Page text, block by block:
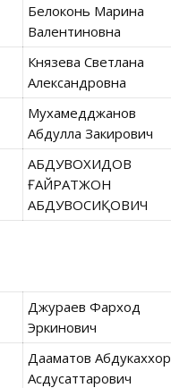
Белоконь Марина
Валентиновна
Князева Светлана
Александровна
Мухамедджанов
Абдулла Закирович
АБДУВОХИДОВ
ҒАЙРАТЖОН
АБДУВОСИҚОВИЧ
Джураев Фарход
Эркинович
Дааматов Абдукаххор
Асдусаттарович